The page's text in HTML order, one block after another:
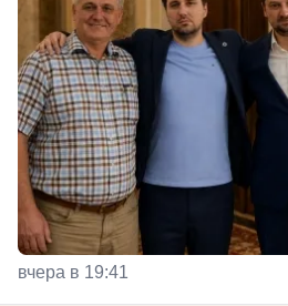
вчера в 19:41